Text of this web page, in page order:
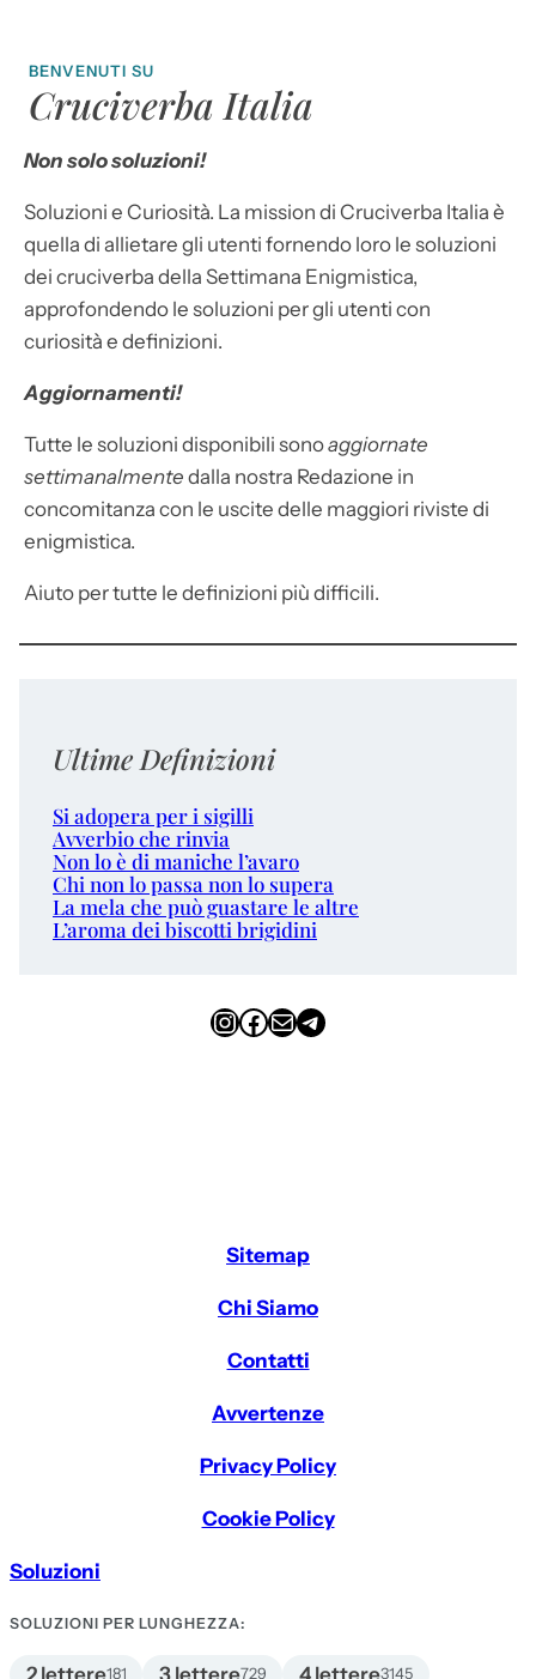
BENVENUTI SU
Cruciverba Italia
Non solo soluzioni!
Soluzioni e Curiosità. La mission di Cruciverba Italia è
quella di allietare gli utenti fornendo loro le soluzioni
dei cruciverba della Settimana Enigmistica,
approfondendo le soluzioni per gli utenti con
curiosità e definizioni.
Aggiornamenti!
Tutte le soluzioni disponibili sonoaggiornate
settimanalmente dalla nostra Redazione in
concomitanza con le uscite delle maggiori riviste di
enigmistica.
Aiuto per tutte le definizioni più difficili.
Ultime Definizioni
Si adopera per i sigilli
Avverbio che rinvia
Non lo è di maniche l’avaro
Chi non lo passa non lo supera
La mela che può guastare le altre
L’aroma dei biscotti brigidini
InstagramFacebook Email Telegram
Sitemap
Chi Siamo
Contatti
Avvertenze
Privacy Policy
Cookie Policy
Soluzioni
SOLUZIONI PER LUNGHEZZA:
181 729 3145